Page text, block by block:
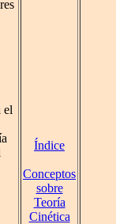
el
Índice
Conceptos
sobre
Teoría
Cinética